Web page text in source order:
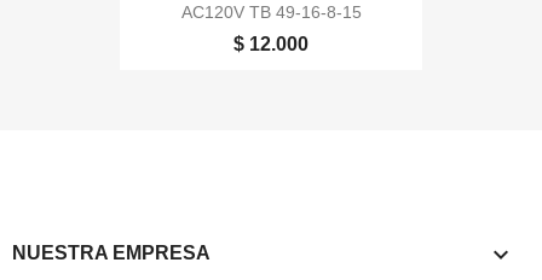
AC120V TB 49-16-8-15
$ 12.000
NUESTRA EMPRESA 